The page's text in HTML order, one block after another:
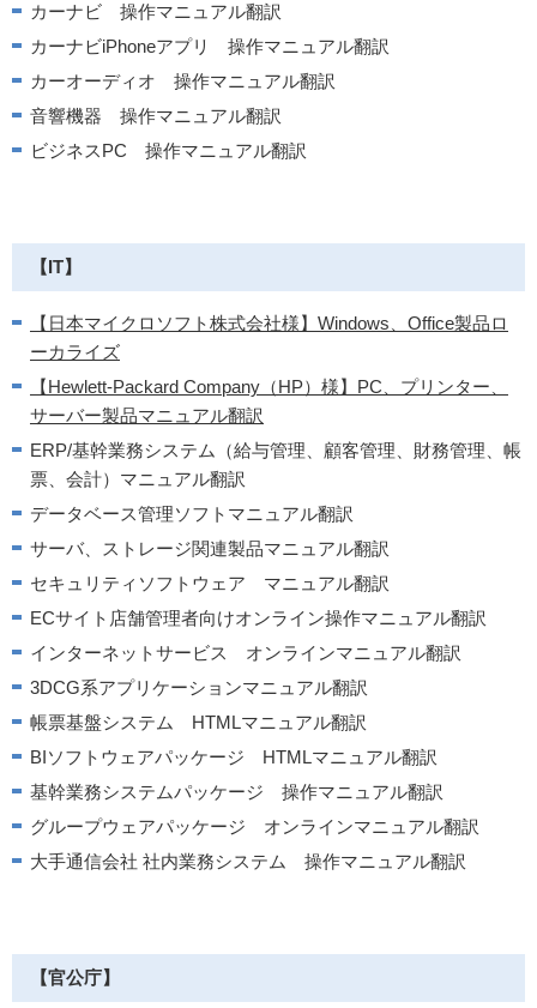
カーナビ 操作マニュアル翻訳
カーナビiPhoneアプリ 操作マニュアル翻訳
カーオーディオ 操作マニュアル翻訳
音響機器 操作マニュアル翻訳
ビジネスPC 操作マニュアル翻訳
【IT】
【日本マイクロソフト株式会社様】Windows、Office製品ロ
ーカライズ
【Hewlett-Packard Company（HP）様】PC、プリンター、
サーバー製品マニュアル翻訳
ERP/基幹業務システム（給与管理、顧客管理、財務管理、帳
票、会計）マニュアル翻訳
データベース管理ソフトマニュアル翻訳
サーバ、ストレージ関連製品マニュアル翻訳
セキュリティソフトウェア マニュアル翻訳
ECサイト店舗管理者向けオンライン操作マニュアル翻訳
インターネットサービス オンラインマニュアル翻訳
3DCG系アプリケーションマニュアル翻訳
帳票基盤システム HTMLマニュアル翻訳
BIソフトウェアパッケージ HTMLマニュアル翻訳
基幹業務システムパッケージ 操作マニュアル翻訳
グループウェアパッケージ オンラインマニュアル翻訳
大手通信会社 社内業務システム 操作マニュアル翻訳
【官公庁】